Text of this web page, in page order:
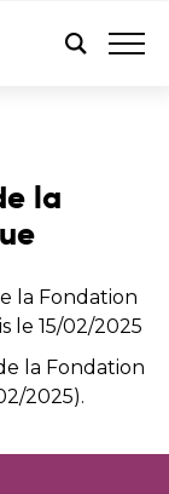
la
la Fondation
le 15/02/2025
la Fondation
2025).